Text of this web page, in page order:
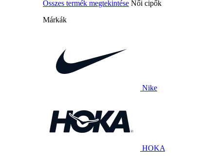
Összes termék megtekintése Női cipők
Márkák
Nike
HOKA